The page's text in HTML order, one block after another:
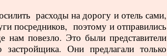
расходы на дорогу и отель сами,
посредников, поэтому и отправились
нам повезло. Это были представители
застройщика. Они предлагали только